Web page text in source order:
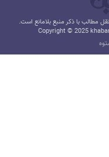
مطالب با ذکر منبع بلامانع است.
Copyright © 2025